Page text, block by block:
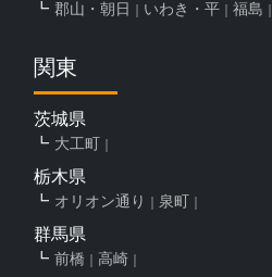
郡山・朝日 いわき・平 福島
関東
茨城県
大工町
栃木県
オリオン通り 泉町
群馬県
前橋 高崎